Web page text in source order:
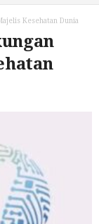
Kesehatan Dunia